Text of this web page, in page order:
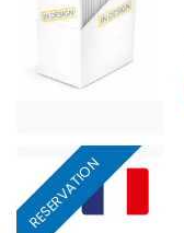
RESERVATION